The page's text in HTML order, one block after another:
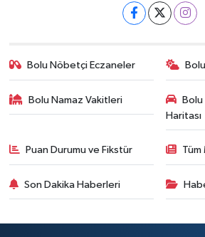
Bolu Nöbetçi Eczaneler
Bolu Namaz Vakitleri
Bolu
Haritası
Puan Durumu ve Fikstür
Son Dakika Haberleri